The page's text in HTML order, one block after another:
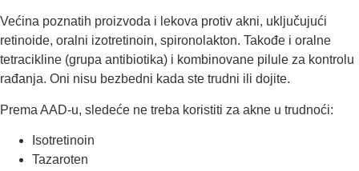
Većina poznatih proizvoda i lekova protiv akni, uklјučujući
retinoide, oralni izotretinoin, spironolakton. Takođe i oralne
tetracikline (grupa antibiotika) i kombinovane pilule za kontrolu
rađanja. Oni nisu bezbedni kada ste trudni ili dojite.
Prema AAD-u, sledeće ne treba koristiti za akne u trudnoći:
Isotretinoin
Tazaroten